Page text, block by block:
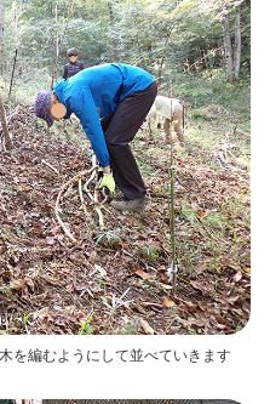
を編むようにして並べていきます